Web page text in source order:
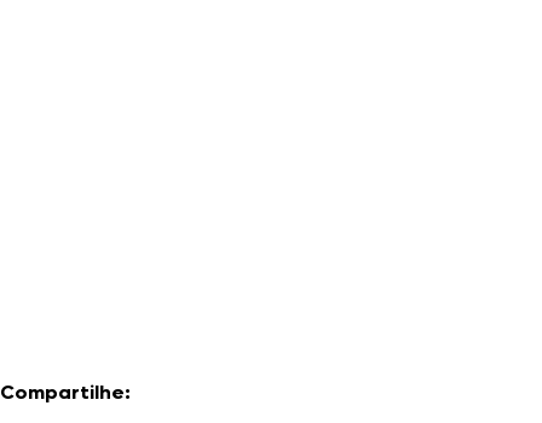
Compartilhe: